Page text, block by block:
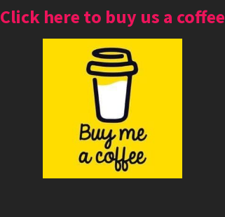
Click here to buy us a coffee